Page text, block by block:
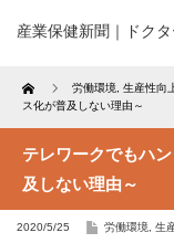
産業保健新聞｜ドク
Home 労働環境 生産性向
ス化が普及しない理由～
テレワークでもハ
及しない理由～
2020/5/25 労働環境 生